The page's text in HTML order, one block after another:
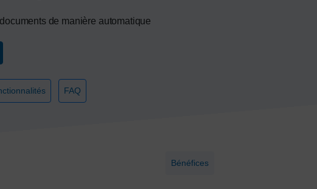
de manière automatique
FAQ
Bénéfices